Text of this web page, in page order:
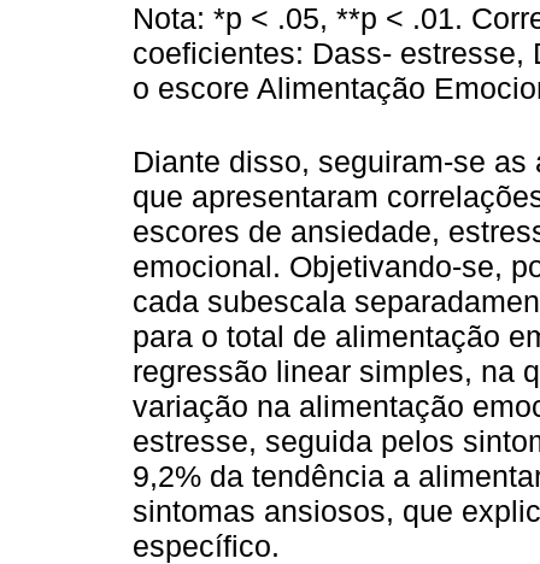
Nota: *p < .05, **p < .01.
coeficientes: Dass- estresse,
o escore Alimentação
Diante disso, seguiram-se
que apresentaram
escores de ansiedade,
emocional. Objetivando-se,
cada subescala
para o total de alimentação
regressão linear simples, na
variação na alimentação
estresse, seguida pelos
9,2% da tendência a
sintomas ansiosos, que
específico.